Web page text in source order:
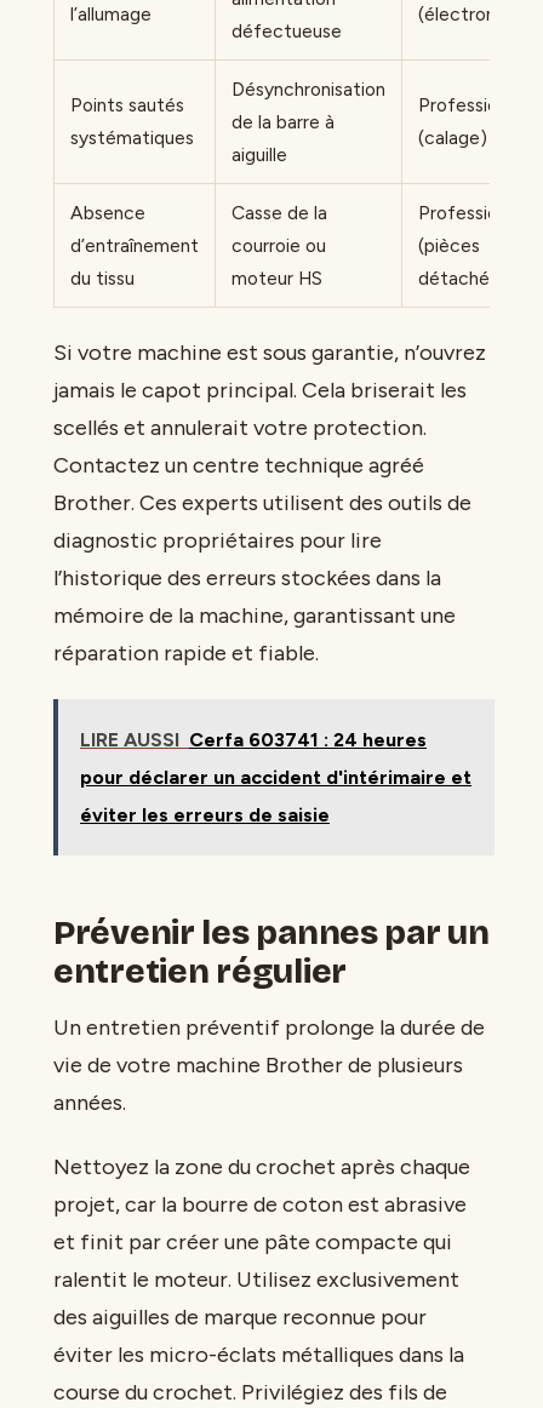
l’allumage
défectueuse
(électronique)
Points sautés
systématiques
Désynchronisation
de la barre à
aiguille
Professionnel
(calage)
Absence
d’entraînement
du tissu
Casse de la
courroie ou
moteur HS
Professionnel
(pièces
détachées)
Si votre machine est sous garantie, n’ouvrez
jamais le capot principal. Cela briserait les
scellés et annulerait votre protection.
Contactez un centre technique agréé
Brother. Ces experts utilisent des outils de
diagnostic propriétaires pour lire
l’historique des erreurs stockées dans la
mémoire de la machine, garantissant une
réparation rapide et fiable.
LIRE AUSSI Cerfa 603741 : 24 heures
pour déclarer un accident d'intérimaire et
éviter les erreurs de saisie
Prévenir les pannes par un
entretien régulier
Un entretien préventif prolonge la durée de
vie de votre machine Brother de plusieurs
années.
Nettoyez la zone du crochet après chaque
projet, car la bourre de coton est abrasive
et finit par créer une pâte compacte qui
ralentit le moteur. Utilisez exclusivement
des aiguilles de marque reconnue pour
éviter les micro-éclats métalliques dans la
course du crochet. Privilégiez des fils de